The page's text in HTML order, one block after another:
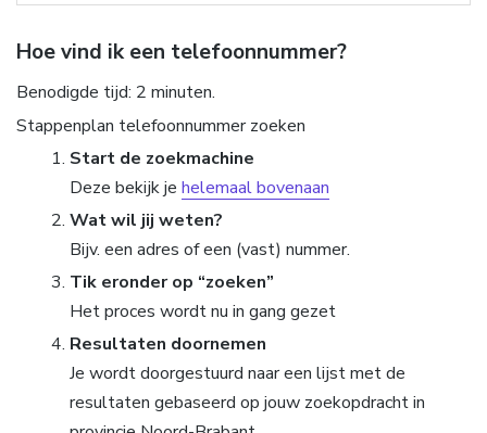
Hoe vind ik een telefoonnummer?
Benodigde tijd: 2 minuten.
Stappenplan telefoonnummer zoeken
Start de zoekmachine
Deze bekijk je helemaal bovenaan
Wat wil jij weten?
Bijv. een adres of een (vast) nummer.
Tik eronder op “zoeken”
Het proces wordt nu in gang gezet
Resultaten doornemen
Je wordt doorgestuurd naar een lijst met de
resultaten gebaseerd op jouw zoekopdracht in